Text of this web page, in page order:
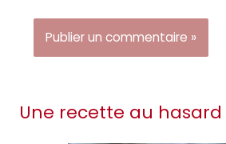
Une recette au hasard